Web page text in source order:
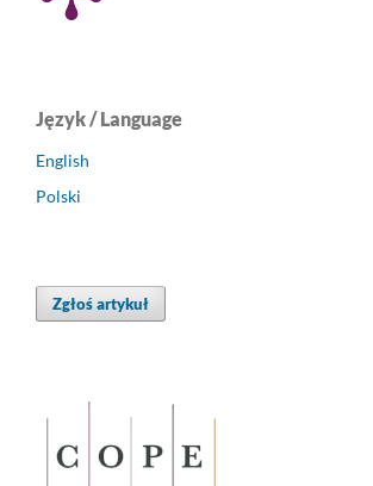
Język / Language
English
Polski
Zgłoś artykuł